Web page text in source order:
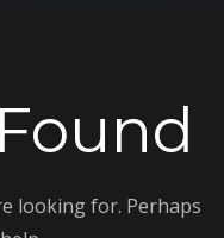
looking for. Perhaps